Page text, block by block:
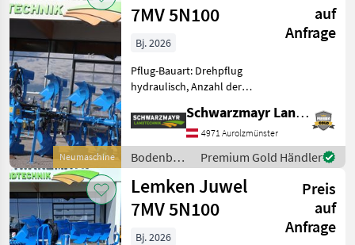
Neumaschine
7MV 5N100
auf
Anfrage
Bj. 2026
Pflug-Bauart: Drehpflug
hydraulisch, Anzahl der
Scheibensech, hydr.
Schnittbreitenverstellung,
Stützrad Nr. 72192
Volldrehpflug 5-scharig -
Schwarzmayr Landtechnik GmbH - Aurolzmünster
4971 Aurolzmünster
Bodenbearbeitung
/ Lemken
Premium Gold Händler
Lemken Juwel
7MV 5N100
Preis
auf
Anfrage
Bj. 2026